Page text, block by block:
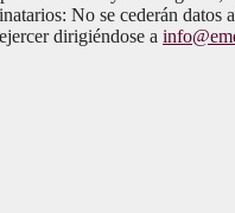
No se cederán
dirigiéndose a